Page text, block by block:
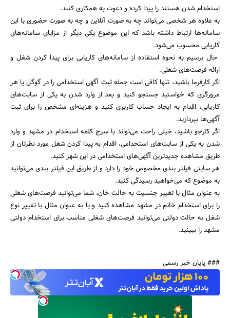
استخدام شدن هستند را پیدا کرده و دعوت به همکاری کنند.
به علاوه هر شخصی می‌تواند چه به صورت آنلاین و چه به صورت حضوری با این
سامانه‌ها ارتباط داشته باشد که این موضوع یکی دیگر از مزایای سامانه‌های
کاریابی محسوب می‌شود.
حال برسیم به نحوه استفاده از سامانه‌های کاریابی برای پیدا کردن شغل و
ارائه فرصت‌های شغلی.
اگر کارفرما باشید، تنها کافی است جمله ثبت آگهی استخدامی را در گوگل یا هر
مرورگری که خواستید جستجو کنید و بعد از وارد شدن به یکی از سایت‌های
کاریابی، اقدام به ایجاد حساب کاربری کنید و هزینه‌ای مشخص را برای ثبت
آگهی‌ها بپردازید.
اگر کارجو باشید، خیلی راحت می‌تواند با سرچ کلمه استخدام در مشهد و وارد
شدن به یکی از سایت‌های استخدامی، اقدام به پیدا کردن شغل مورد نظرتان از
طریق مشاهده جدیدترین آگهی‌های استخدامی در این شهر کنید.
هر سایتی فیلتر بندی مخصوص خود را دارد و از طریق این فیلتر بندی می‌توانید
به موضوع که می‌خواهید رسیدگی کنید.
به عنوان مثال با تغییر جنسیت به حالت خان، شما می‌توانید فرصت‌های شغلی
را برای استخدام خانم در مشهد مشاهده کنید و یا به عنوان مثال با تغییر نوع
شغل به حالت دولتی می‌توانید فرصت‌های شغلی مناسب برای استخدام دولتی
مشهد را ببینید.
### پایان خبر رسمی